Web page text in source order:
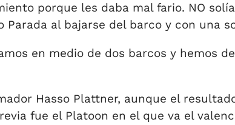
porque les daba mal fario. NO
al bajarse del barco y con una
en medio de dos barcos y hemos
Hasso Plattner, aunque el
fue el Platoon en el que va el